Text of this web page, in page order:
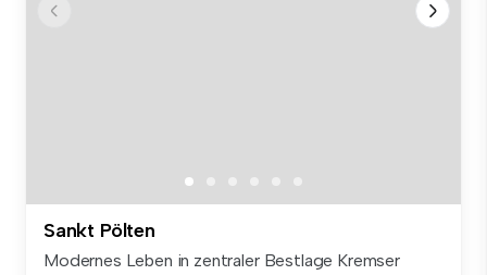
Sankt Pölten
Modernes Leben in zentraler Bestlage Kremser